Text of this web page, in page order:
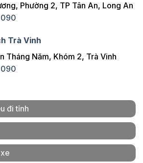
Phường 2, TP Tân An, Long An
Trà Vinh
Tháng Năm, Khóm 2, Trà Vinh
đi tỉnh